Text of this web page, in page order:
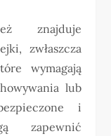
znajduje
zwłaszcza
wymagają
lub
i
zapewnić